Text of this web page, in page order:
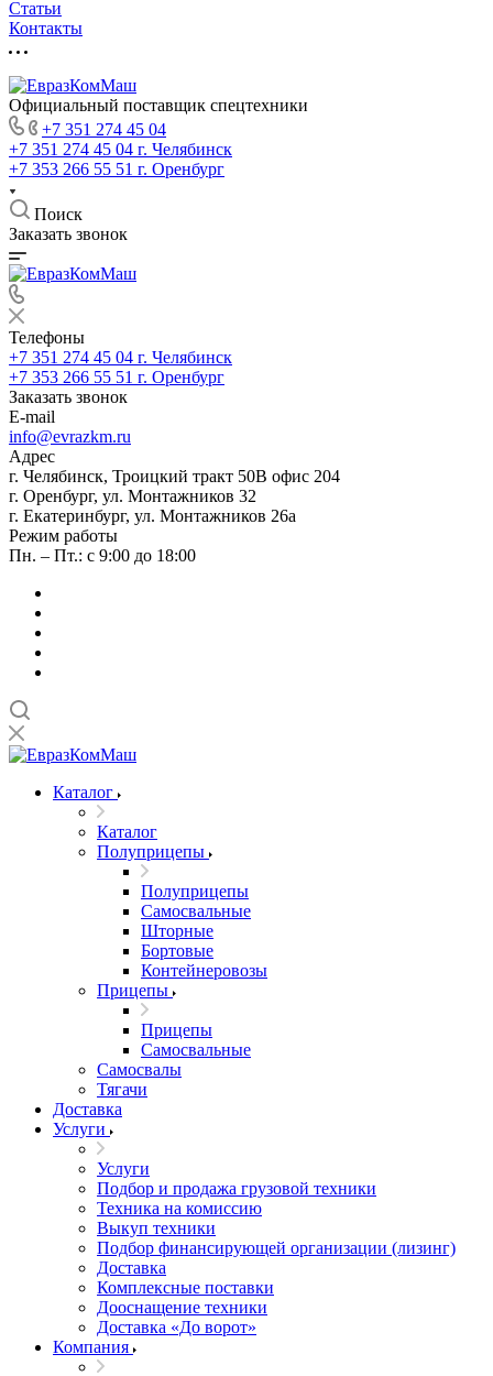
Статьи
Контакты
Официальный поставщик спецтехники
+7 351 274 45 04
+7 351 274 45 04 г. Челябинск
+7 353 266 55 51 г. Оренбург
Поиск
Заказать звонок
Телефоны
+7 351 274 45 04 г. Челябинск
+7 353 266 55 51 г. Оренбург
Заказать звонок
E-mail
info@evrazkm.ru
Адрес
г. Челябинск, Троицкий тракт 50В офис 204
г. Оренбург, ул. Монтажников 32
г. Екатеринбург, ул. Монтажников 26а
Режим работы
Пн. – Пт.: с 9:00 до 18:00
Каталог
Каталог
Полуприцепы
Полуприцепы
Самосвальные
Шторные
Бортовые
Контейнеровозы
Прицепы
Прицепы
Самосвальные
Самосвалы
Тягачи
Доставка
Услуги
Услуги
Подбор и продажа грузовой техники
Техника на комиссию
Выкуп техники
Подбор финансирующей организации (лизинг)
Доставка
Комплексные поставки
Дооснащение техники
Доставка «До ворот»
Компания